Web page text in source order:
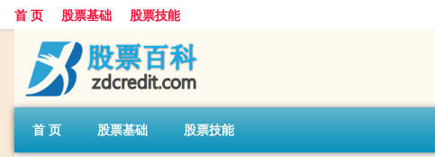
首 页 股票基础 股票技能
首 页 股票基础 股票技能